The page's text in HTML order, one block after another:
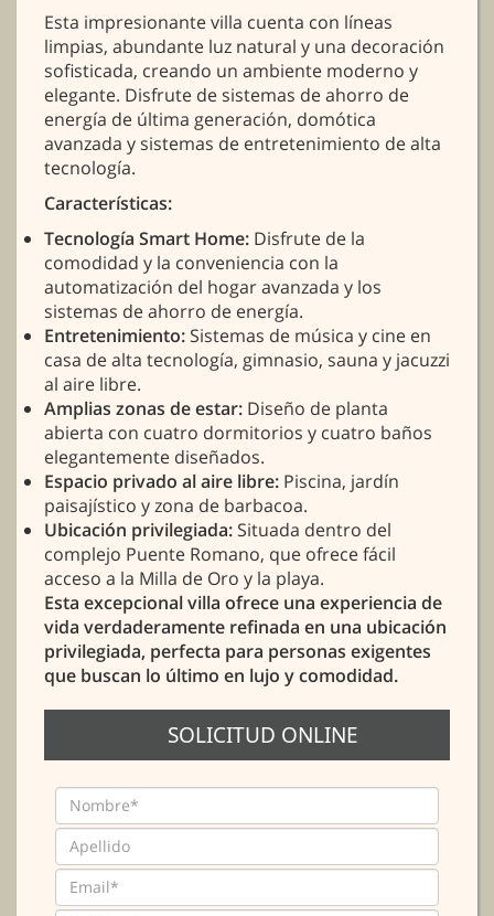
Esta impresionante villa cuenta con líneas
limpias, abundante luz natural y una decoración
sofisticada, creando un ambiente moderno y
elegante. Disfrute de sistemas de ahorro de
energía de última generación, domótica
avanzada y sistemas de entretenimiento de alta
tecnología.
Características:
Tecnología Smart Home: Disfrute de la
comodidad y la conveniencia con la
automatización del hogar avanzada y los
sistemas de ahorro de energía.
Entretenimiento: Sistemas de música y cine en
casa de alta tecnología, gimnasio, sauna y jacuzzi
al aire libre.
Amplias zonas de estar: Diseño de planta
abierta con cuatro dormitorios y cuatro baños
elegantemente diseñados.
Espacio privado al aire libre: Piscina, jardín
paisajístico y zona de barbacoa.
Ubicación privilegiada: Situada dentro del
complejo Puente Romano, que ofrece fácil
acceso a la Milla de Oro y la playa.
Esta excepcional villa ofrece una experiencia de
vida verdaderamente refinada en una ubicación
privilegiada, perfecta para personas exigentes
que buscan lo último en lujo y comodidad.
SOLICITUD ONLINE